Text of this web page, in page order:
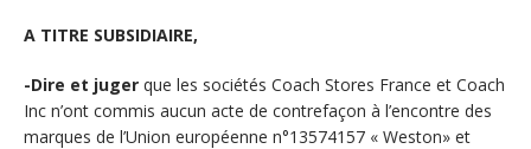
A TITRE SUBSIDIAIRE,
-Dire et juger que les sociétés Coach Stores France et Coach
Inc n’ont commis aucun acte de contrefaçon à l’encontre des
marques de l’Union européenne n°13574157 « Weston» et